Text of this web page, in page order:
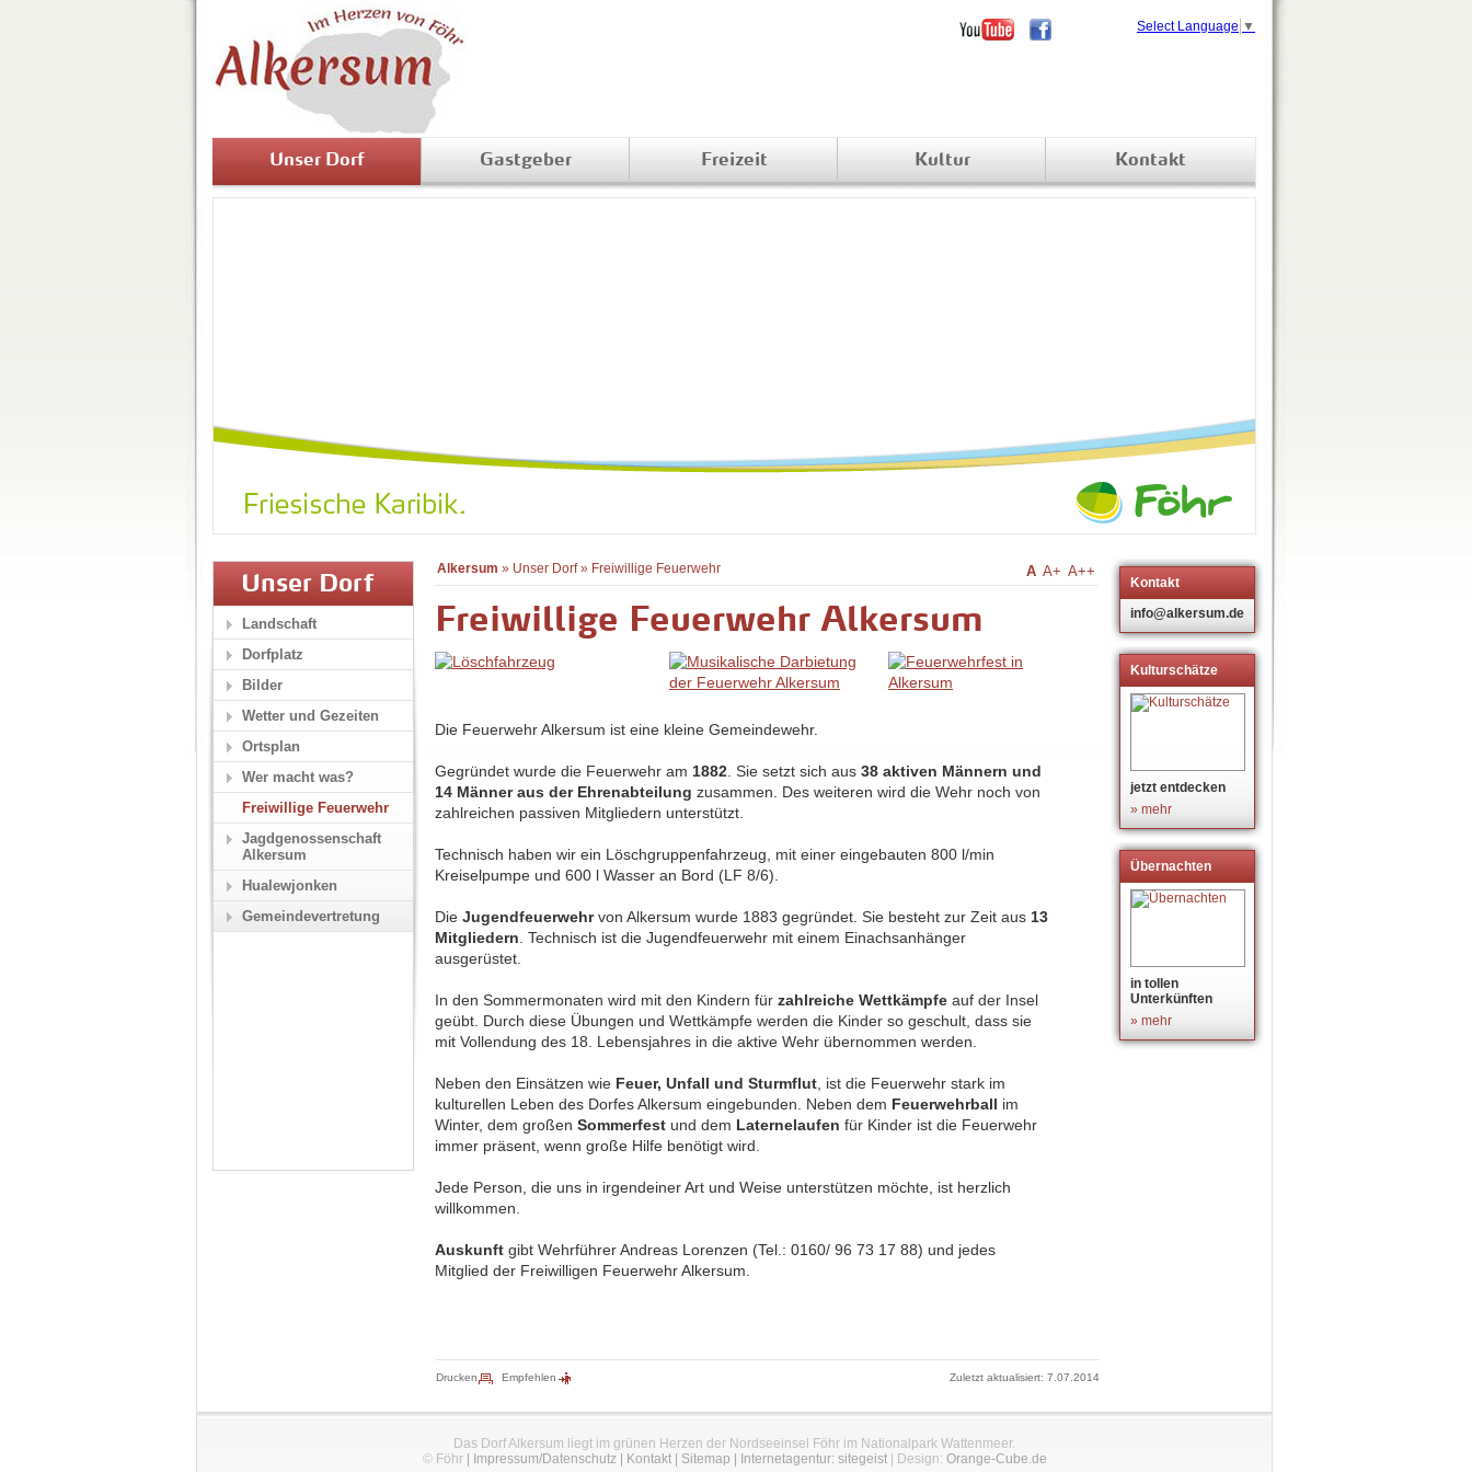
Unser Dorf Gastgeber Freizeit Kultur Kontakt
Alkersum » Unser Dorf» Freiwillige Feuerwehr A A+ A++
Freiwillige Feuerwehr Alkersum
Die Feuerwehr Alkersum ist eine kleine Gemeindewehr.
Gegründet wurde die Feuerwehr am 1882 . Sie setzt sich aus 38 aktiven Männern und
14 Männer aus der Ehrenabteilung zusammen. Des weiteren wird die Wehr noch von
zahlreichen passiven Mitgliedern unterstützt.
Technisch haben wir ein Löschgruppenfahrzeug, mit einer eingebauten 800 l/min
Kreiselpumpe und 600 l Wasser an Bord (LF 8/6).
Die Jugendfeuerwehrvon Alkersum wurde 1883 gegründet. Sie besteht zur Zeit aus 13
Mitgliedern . Technisch ist die Jugendfeuerwehr mit einem Einachsanhänger
ausgerüstet.
In den Sommermonaten wird mit den Kindern für zahlreiche Wettkämpfe auf der Insel
geübt. Durch diese Übungen und Wettkämpfe werden die Kinder so geschult, dass sie
mit Vollendung des 18. Lebensjahres in die aktive Wehr übernommen werden.
Neben den Einsätzen wie Feuer, Unfall und Sturmflut , ist die Feuerwehr stark im
kulturellen Leben des Dorfes Alkersum eingebunden. Neben dem Feuerwehrball im
Winter, dem großen Sommerfest und dem Laternelaufen für Kinder ist die Feuerwehr
immer präsent, wenn große Hilfe benötigt wird.
Jede Person, die uns in irgendeiner Art und Weise unterstützen möchte, ist herzlich
willkommen.
Auskunft gibt Wehrführer Andreas Lorenzen (Tel.: 0160/ 96 73 17 88) und jedes
Mitglied der Freiwilligen Feuerwehr Alkersum.
Kontakt
info@alkersum.de
Kulturschätze
jetzt entdecken
» mehr
Übernachten
in tollen
Unterkünften
» mehr
Unser Dorf
Landschaft
Dorfplatz
Bilder
Wetter und Gezeiten
Ortsplan
Wer macht was?
Freiwillige Feuerwehr
Jagdgenossenschaft
Alkersum
Hualewjonken
Gemeindevertretung
Select Language ▼
Drucken Empfehlen Zuletzt aktualisiert: 7.07.2014
Das Dorf Alkersum liegt im grünen Herzen der Nordseeinsel Föhr im Nationalpark Wattenmeer.
© Föhr| Impressum/Datenschutz| Kontakt| Sitemap | Internetagentur: sitegeist| Design: Orange-Cube.de